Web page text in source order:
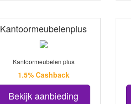
Kantoormeubelenplus
Kantoormeubelen plus
1.5% Cashback
Bekijk aanbieding